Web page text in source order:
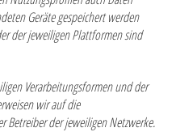
Geräte gespeichert werden
der jeweiligen Plattformen sind
Verarbeitungsformen und der
wir auf die
Betreiber der jeweiligen Netzwerke.